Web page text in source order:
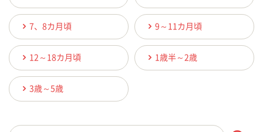
7、8カ月頃 9～11カ月頃
12～18カ月頃 1歳半～2歳
3歳～5歳